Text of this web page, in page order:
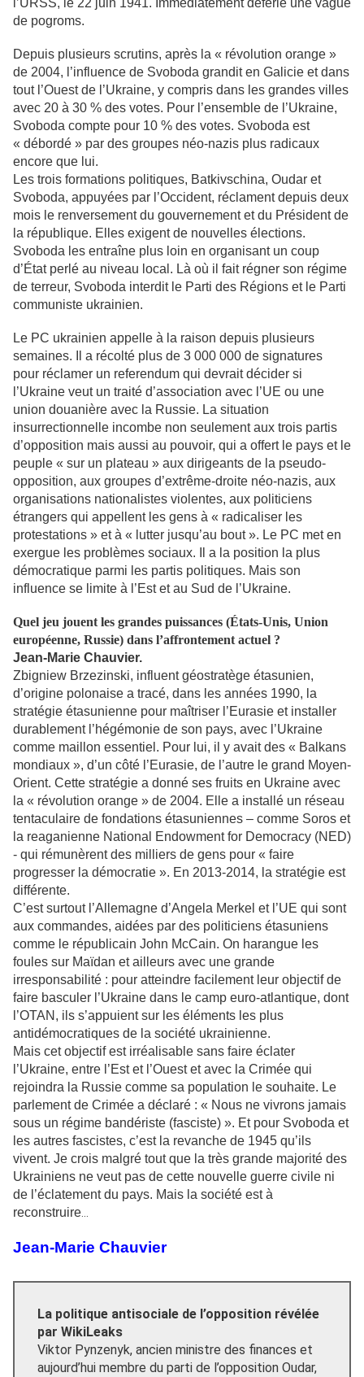
l’URSS, le 22 juin 1941. Immédiatement déferle une vague
de pogroms.
Depuis plusieurs scrutins, après la « révolution orange »
de 2004, l’influence de Svoboda grandit en Galicie et dans
tout l’Ouest de l’Ukraine, y compris dans les grandes villes
avec 20 à 30 % des votes. Pour l’ensemble de l’Ukraine,
Svoboda compte pour 10 % des votes. Svoboda est
« débordé » par des groupes néo-nazis plus radicaux
encore que lui.
Les trois formations politiques, Batkivschina, Oudar et
Svoboda, appuyées par l’Occident, réclament depuis deux
mois le renversement du gouvernement et du Président de
la république. Elles exigent de nouvelles élections.
Svoboda les entraîne plus loin en organisant un coup
d’État perlé au niveau local. Là où il fait régner son régime
de terreur, Svoboda interdit le Parti des Régions et le Parti
communiste ukrainien.
Le PC ukrainien appelle à la raison depuis plusieurs
semaines. Il a récolté plus de 3 000 000 de signatures
pour réclamer un referendum qui devrait décider si
l’Ukraine veut un traité d’association avec l’UE ou une
union douanière avec la Russie. La situation
insurrectionnelle incombe non seulement aux trois partis
d’opposition mais aussi au pouvoir, qui a offert le pays et le
peuple « sur un plateau » aux dirigeants de la pseudo-
opposition, aux groupes d’extrême-droite néo-nazis, aux
organisations nationalistes violentes, aux politiciens
étrangers qui appellent les gens à « radicaliser les
protestations » et à « lutter jusqu’au bout ». Le PC met en
exergue les problèmes sociaux. Il a la position la plus
démocratique parmi les partis politiques. Mais son
influence se limite à l’Est et au Sud de l’Ukraine.
Quel jeu jouent les grandes puissances (États-Unis, Union
européenne, Russie) dans l’affrontement actuel ?
Jean-Marie Chauvier.
Zbigniew Brzezinski, influent géostratège étasunien,
d’origine polonaise a tracé, dans les années 1990, la
stratégie étasunienne pour maîtriser l’Eurasie et installer
durablement l’hégémonie de son pays, avec l’Ukraine
comme maillon essentiel. Pour lui, il y avait des « Balkans
mondiaux », d’un côté l’Eurasie, de l’autre le grand Moyen-
Orient. Cette stratégie a donné ses fruits en Ukraine avec
la « révolution orange » de 2004. Elle a installé un réseau
tentaculaire de fondations étasuniennes – comme Soros et
la reaganienne National Endowment for Democracy (NED)
- qui rémunèrent des milliers de gens pour « faire
progresser la démocratie ». En 2013-2014, la stratégie est
différente.
C’est surtout l’Allemagne d’Angela Merkel et l’UE qui sont
aux commandes, aidées par des politiciens étasuniens
comme le républicain John McCain. On harangue les
foules sur Maïdan et ailleurs avec une grande
irresponsabilité : pour atteindre facilement leur objectif de
faire basculer l’Ukraine dans le camp euro-atlantique, dont
l’OTAN, ils s’appuient sur les éléments les plus
antidémocratiques de la société ukrainienne.
Mais cet objectif est irréalisable sans faire éclater
l’Ukraine, entre l’Est et l’Ouest et avec la Crimée qui
rejoindra la Russie comme sa population le souhaite. Le
parlement de Crimée a déclaré : « Nous ne vivrons jamais
sous un régime bandériste (fasciste) ». Et pour Svoboda et
les autres fascistes, c’est la revanche de 1945 qu’ils
vivent. Je crois malgré tout que la très grande majorité des
Ukrainiens ne veut pas de cette nouvelle guerre civile ni
de l’éclatement du pays. Mais la société est à
reconstruire
Jean-Marie Chauvier
La politique antisociale de l’opposition révélée
par WikiLeaks
Viktor Pynzenyk, ancien ministre des finances et
aujourd’hui membre du parti de l’opposition Oudar,